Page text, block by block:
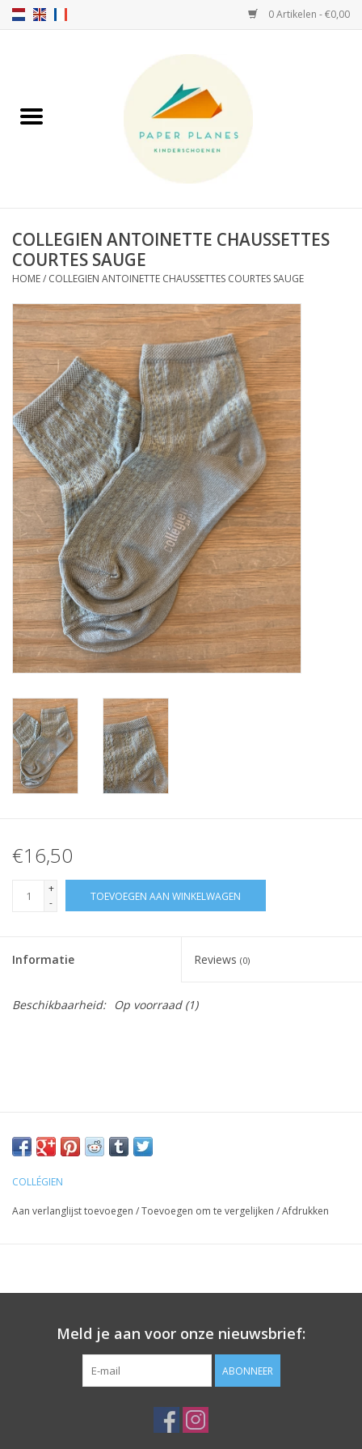
0 Artikelen - €0,00
FW26-27
HELLO HOSSY petten
SALTIES
JEUNE PREMIER
SOFTSOLES
ACCESSOIRES
Cadeaubonnen
METEN IS WETEN!
#MYCLIENTSARETHECUTEST
COLLEGIEN ANTOINETTE CHAUSSETTES
COURTES SAUGE
HOME/ COLLEGIEN ANTOINETTE CHAUSSETTES COURTES SAUGE
€16,50
+
-
TOEVOEGEN AAN WINKELWAGEN
Informatie Reviews (0)
Beschikbaarheid: Op voorraad(1)
COLLÉGIEN
Aan verlanglijst toevoegen /Toevoegen om te vergelijken /Afdrukken
Meld je aan voor onze nieuwsbrief:
ABONNEER